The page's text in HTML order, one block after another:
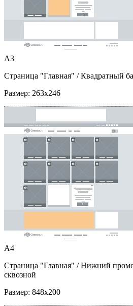
A3
Страница "Главная" / Квадратный
Размер: 263x246
A4
Страница "Главная" / Нижний промо
сквозной
Размер: 848x200